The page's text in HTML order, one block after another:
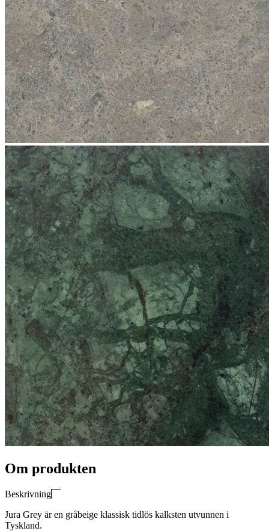
Om produkten
Beskrivning
Jura Grey är en gråbeige klassisk tidlös kalksten utvunnen i
Tyskland.